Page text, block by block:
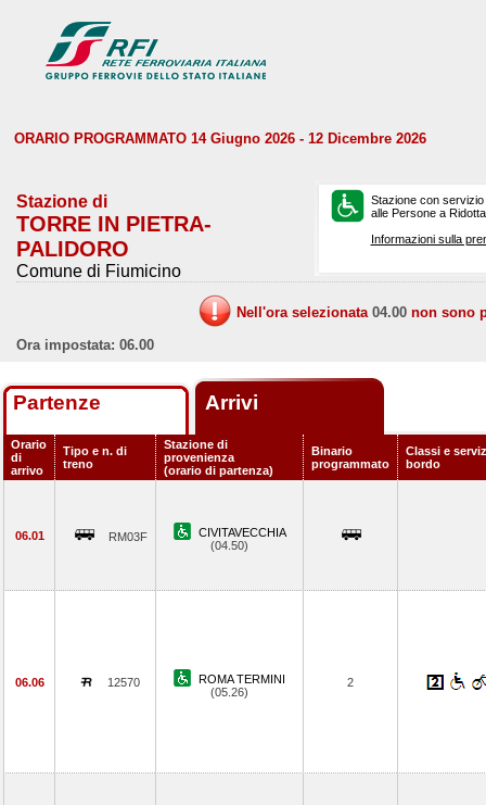
ORARIO PROGRAMMATO 14 Giugno 2026 - 12 Dicembre 2026
Stazione di
TORRE IN PIETRA-
PALIDORO
Comune di Fiumicino
Stazione con
alle Persone a
Informazioni sulla
Nell'ora selezionata 04.00 non sono
Ora impostata: 06.00
Partenze Arrivi
Orario
di
arrivo
Tipo e n. di
treno
Stazione di
provenienza
(orario di partenza)
Binario
programmato
Classi e
bordo
06.01 RM03F
CIVITAVECCHIA
(04.50)
06.06 12570
ROMA TERMINI
(05.26)
2